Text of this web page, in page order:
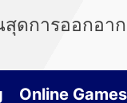
ดการออกอา
Online Games